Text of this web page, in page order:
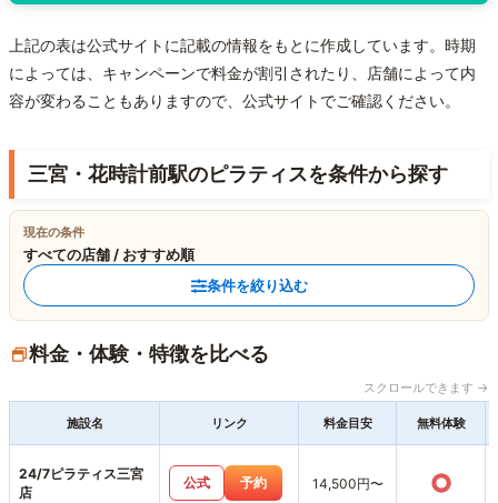
上記の表は公式サイトに記載の情報をもとに作成しています。時期
によっては、キャンペーンで料金が割引されたり、店舗によって内
容が変わることもありますので、公式サイトでご確認ください。
三宮・花時計前駅のピラティスを条件から探す
現在の条件
すべての店舗 / おすすめ順
条件を絞り込む
料金・体験・特徴を比べる
スクロールできます →
施設名 リンク 料金目安 無料体験
24/7ピラティス三宮
店
公式 予約 14,500円〜 ○